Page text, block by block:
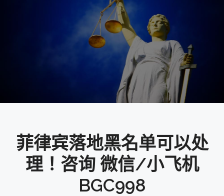
菲律宾落地黑名单可以处
理！咨询 微信/小飞机
BGC998